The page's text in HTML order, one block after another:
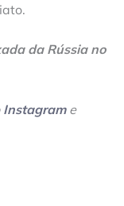
da Rússia no
Instagrame